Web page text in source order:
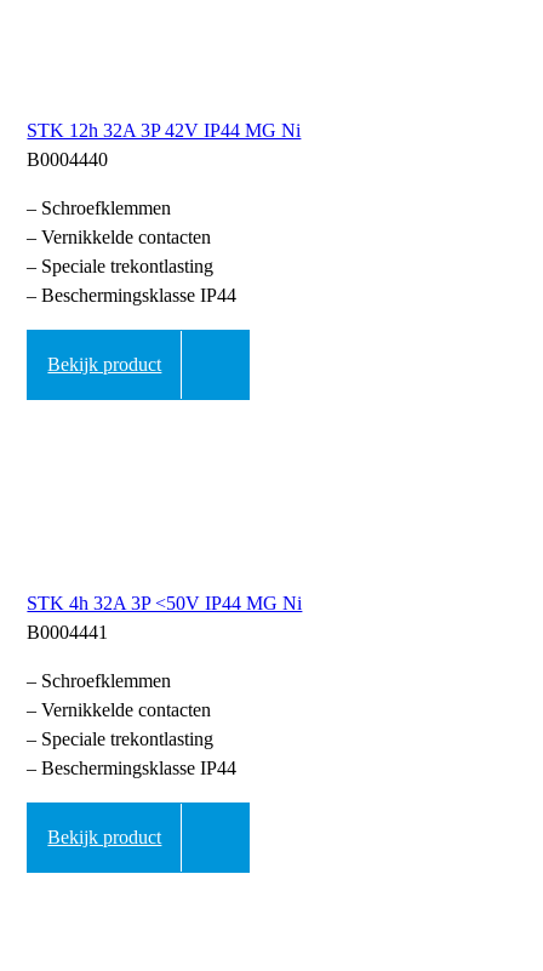
STK 12h 32A 3P 42V IP44 MG Ni
B0004440
– Schroefklemmen
– Vernikkelde contacten
– Speciale trekontlasting
– Beschermingsklasse IP44
Bekijk product
STK 4h 32A 3P <50V IP44 MG Ni
B0004441
– Schroefklemmen
– Vernikkelde contacten
– Speciale trekontlasting
– Beschermingsklasse IP44
Bekijk product